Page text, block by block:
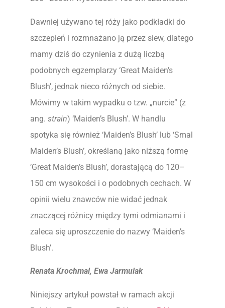
Dawniej używano tej róży jako podkładki do
szczepień i rozmnażano ją przez siew, dlatego
mamy dziś do czynienia z dużą liczbą
podobnych egzemplarzy ‘Great Maiden’s
Blush’, jednak nieco różnych od siebie.
Mówimy w takim wypadku o tzw. „nurcie” (z
ang. strain) ‘Maiden’s Blush’. W handlu
spotyka się również ‘Maiden’s Blush’ lub ‘Smal
Maiden’s Blush’, określaną jako niższą formę
’Great Maiden’s Blush’, dorastającą do 120–
150 cm wysokości i o podobnych cechach. W
opinii wielu znawców nie widać jednak
znaczącej różnicy między tymi odmianami i
zaleca się uproszczenie do nazwy ‘Maiden’s
Blush’.
Renata Krochmal, Ewa Jarmulak
Niniejszy artykuł powstał w ramach akcji